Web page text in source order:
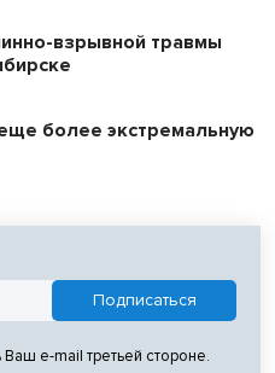
взрывной травмы
более экстремальную
e-mail третьей стороне.